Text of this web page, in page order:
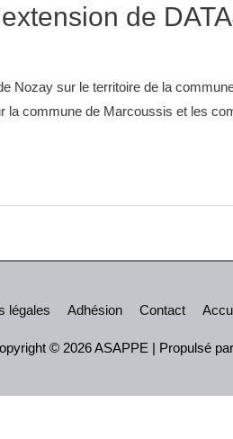
de
Nozay sur le territoire de la
la commune de Marcoussis et les
légales Adhésion Contact
© 2026ASAPPE | Propulsé par